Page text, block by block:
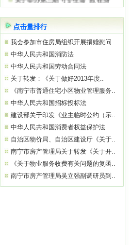
边”急救知识公益培训的通知
习基地”——南宁绿地璞悦公馆的通知
关于举办2026年初、中级消防设施操
作员
关于参观“南宁市物业服务质量提升学
习基地”——南宁中国太平金融大厦的通
关于举办“巧用心理学 让沟通更简单高
效”公益培训的通知
点击量排行
我会参加市住房局组织开展捐赠慰问..
中华人民共和国消防法
中华人民共和国劳动合同法
关于转发：《关于做好2013年度..
《南宁市普通住宅小区物业管理服务..
中华人民共和国招标投标法
建设部关于印发《业主临时公约（示..
中华人民共和国消费者权益保护法
自治区物价局、自治区建设厅《关于..
南宁市房产管理局关于转发《关于开..
《关于物业服务收费有关问题的复函..
南宁市房产管理局吴立强副调研员到..